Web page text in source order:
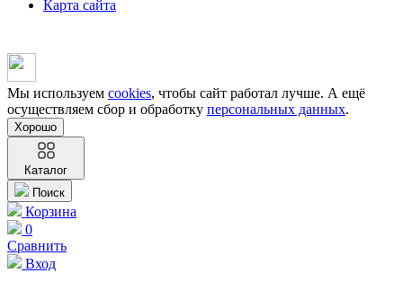
Карта сайта
Мы используем cookies, чтобы сайт работал лучше. А ещё
осуществляем сбор и обработку персональных данных.
Хорошо
Каталог
Поиск
Корзина
0
Сравнить
Вход